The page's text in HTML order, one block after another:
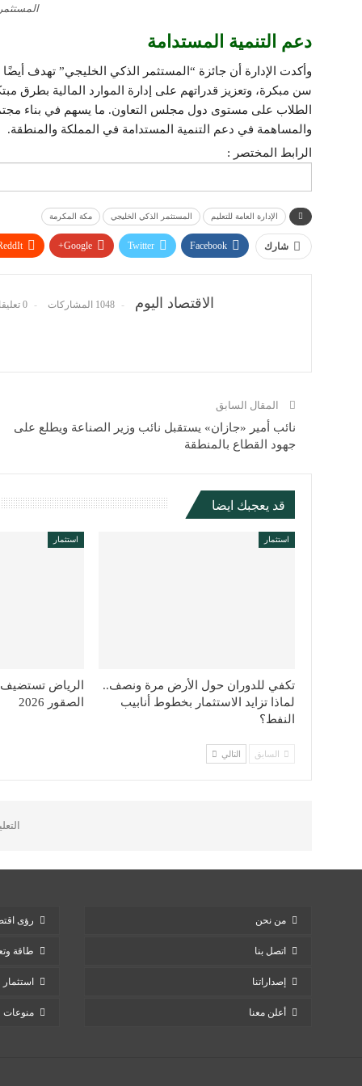
دعم التنمية المستدامة
وأكدت الإدارة أن جائزة “المستثمر الذكي الخليجي” تهدف
سن مبكرة، وتعزيز قدراتهم على إدارة الموارد المالية بطرق
الطلاب على مستوى دول مجلس التعاون. ما يسهم في بناء
والمساهمة في دعم التنمية المستدامة في المملكة والمنطقة.
الرابط المختصر :
الإدارة العامة للتعليم المستثمر الذكي الخليجي مكة المكرمة
شارك Facebook
Twitter
Google+
الاقتصاد اليوم 1048 المشاركات 0 تعليقات
المقال السابق
نائب أمير «جازان» يستقبل نائب وزير الصناعة ويطلع على
جهود القطاع بالمنطقة
قد يعجبك ايضا
استثمار
تكفي للدوران حول الأرض مرة ونصف..
لماذا تزايد الاستثمار بخطوط أنابيب
النفط؟
استثمار
الرياض تستضيف
الصقور 2026
السابق التالي
من نحن
اتصل بنا
إصداراتنا
أعلن معنا
رؤى
طاقة
استثمار
منوعات